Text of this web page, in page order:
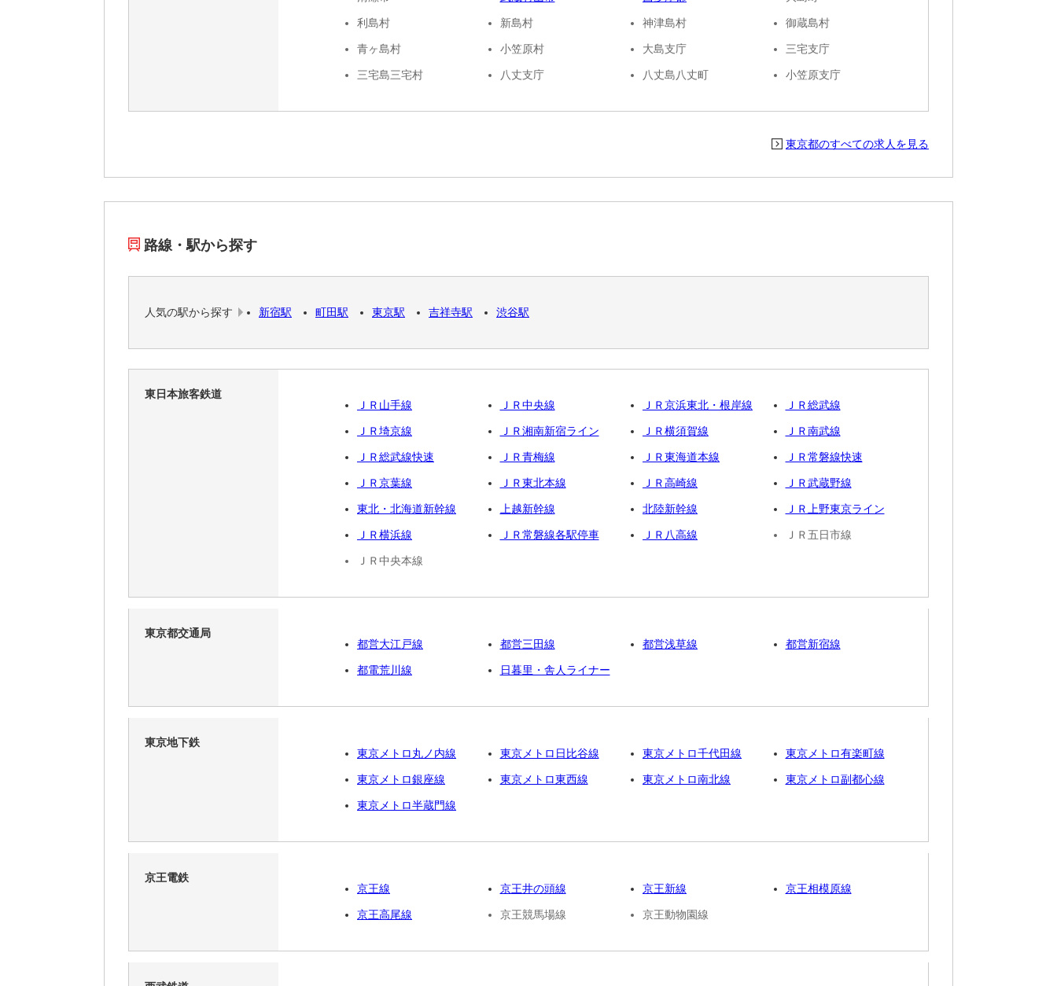
利島村 新島村 神津島村 御蔵島村
青ヶ島村 小笠原村 大島支庁 三宅支庁
三宅島三宅村 八丈支庁 八丈島八丈町 小笠原支庁
東京都のすべての求人を見る
路線・駅から探す
人気の駅から探す 新宿駅 町田駅 東京駅 吉祥寺駅 渋谷駅
東日本旅客鉄道
ＪＲ山手線
ＪＲ中央線 ＪＲ京浜東北・根岸線 ＪＲ総武線
ＪＲ埼京線 ＪＲ湘南新宿ライン ＪＲ横須賀線 ＪＲ南武線
ＪＲ総武線快速 ＪＲ青梅線 ＪＲ東海道本線 ＪＲ常磐線快速
ＪＲ京葉線 ＪＲ東北本線 ＪＲ高崎線 ＪＲ武蔵野線
東北・北海道新幹線 上越新幹線 北陸新幹線 ＪＲ上野東京ライン
ＪＲ横浜線 ＪＲ常磐線各駅停車 ＪＲ八高線 ＪＲ五日市線
ＪＲ中央本線
東京都交通局
都営大江戸線
都営三田線 都営浅草線 都営新宿線
都電荒川線 日暮里・舎人ライナー
東京地下鉄
東京メトロ丸ノ内線
東京メトロ日比谷線 東京メトロ千代田線 東京メトロ有楽町線
東京メトロ銀座線 東京メトロ東西線 東京メトロ南北線 東京メトロ副都心線
東京メトロ半蔵門線
京王電鉄
京王線
京王井の頭線 京王新線 京王相模原線
京王高尾線 京王競馬場線 京王動物園線